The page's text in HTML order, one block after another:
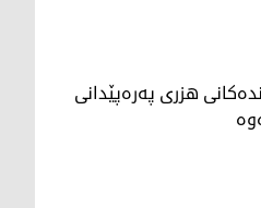
هزری پەرەپێدانی